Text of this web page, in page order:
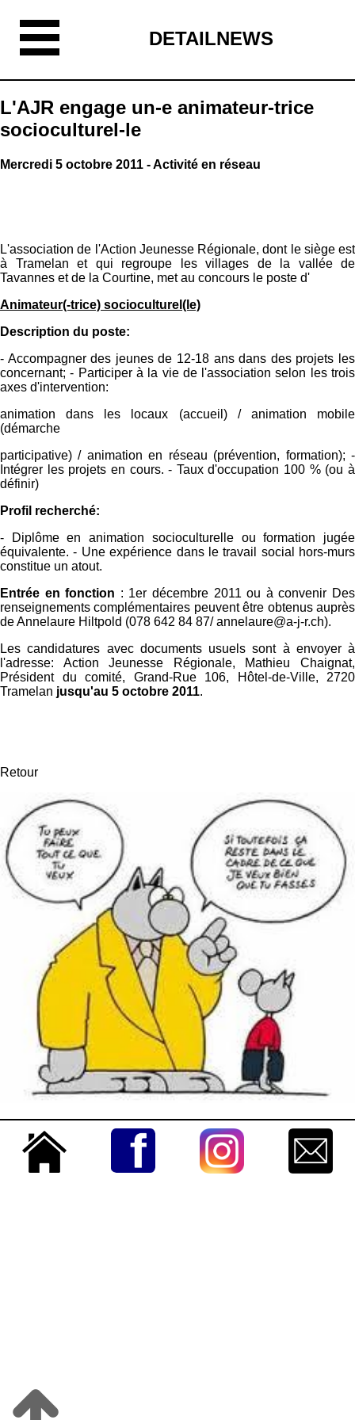
DETAILNEWS
L'AJR engage un-e animateur-trice
socioculturel-le
Mercredi 5 octobre 2011 - Activité en réseau
L'association de l'Action Jeunesse Régionale, dont le siège est
à Tramelan et qui regroupe les villages de la vallée de
Tavannes et de la Courtine, met au concours le poste d'
Animateur(-trice) socioculturel(le)
Description du poste:
- Accompagner des jeunes de 12-18 ans dans des projets les
concernant; - Participer à la vie de l'association selon les trois
axes d'intervention:
animation dans les locaux (accueil) / animation mobile
(démarche
participative) / animation en réseau (prévention, formation); -
Intégrer les projets en cours. - Taux d'occupation 100 % (ou à
définir)
Profil recherché:
- Diplôme en animation socioculturelle ou formation jugée
équivalente. - Une expérience dans le travail social hors-murs
constitue un atout.
Entrée en fonction : 1er décembre 2011 ou à convenir Des
renseignements complémentaires peuvent être obtenus auprès
de Annelaure Hiltpold (078 642 84 87/ annelaure@a-j-r.ch).
Les candidatures avec documents usuels sont à envoyer à
l'adresse: Action Jeunesse Régionale, Mathieu Chaignat,
Président du comité, Grand-Rue 106, Hôtel-de-Ville, 2720
Tramelan jusqu'au 5 octobre 2011.
Retour